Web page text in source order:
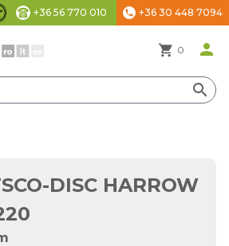
beállítások
+36 56 770 010 phone +36 30 448 7094
shopping_cart 0 person
search
DISC HARROW